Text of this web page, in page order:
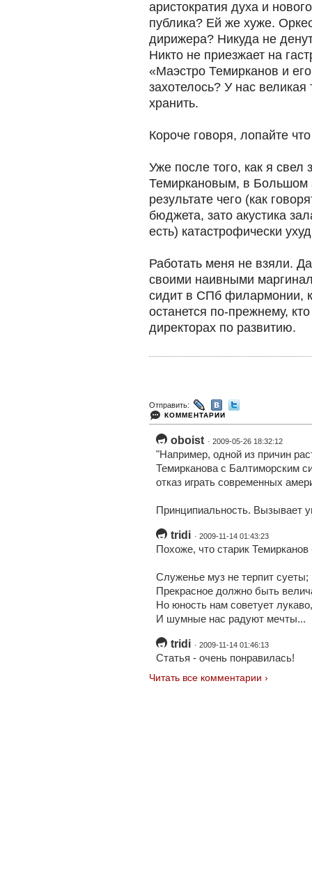
аристократия духа и
публика? Ей же хуже.
дирижера? Никуда не
Никто не приезжает на
«Маэстро Темирканов и
захотелось? У нас
хранить.
Короче говоря, лопайте
Уже после того, как я свел
Темиркановым, в Большом
результате чего (как
бюджета, зато акустика
есть) катастрофически
Работать меня не взяли.
своими наивными
сидит в СПб филармонии,
останется по-прежнему,
директорах по развитию.
Отправить:
КОММЕНТАРИИ
oboist · 2009-05-26 18:32:12
"Например, одной из причин
Темирканова с Балтиморским
отказ играть современных
Принципиальность. Вызывает
tridi · 2009-11-14 01:43:23
Похоже, что старик Темирканов
Служенье муз не терпит суеты;
Прекрасное должно быть
Но юность нам советует лукаво,
И шумные нас радуют мечты...
tridi · 2009-11-14 01:46:13
Статья - очень понравилась!
Читать все комментарии ›